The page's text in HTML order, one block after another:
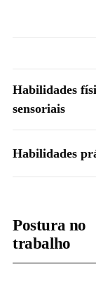
Habilidades
sensoriais
Habilidades
Postura no
trabalho